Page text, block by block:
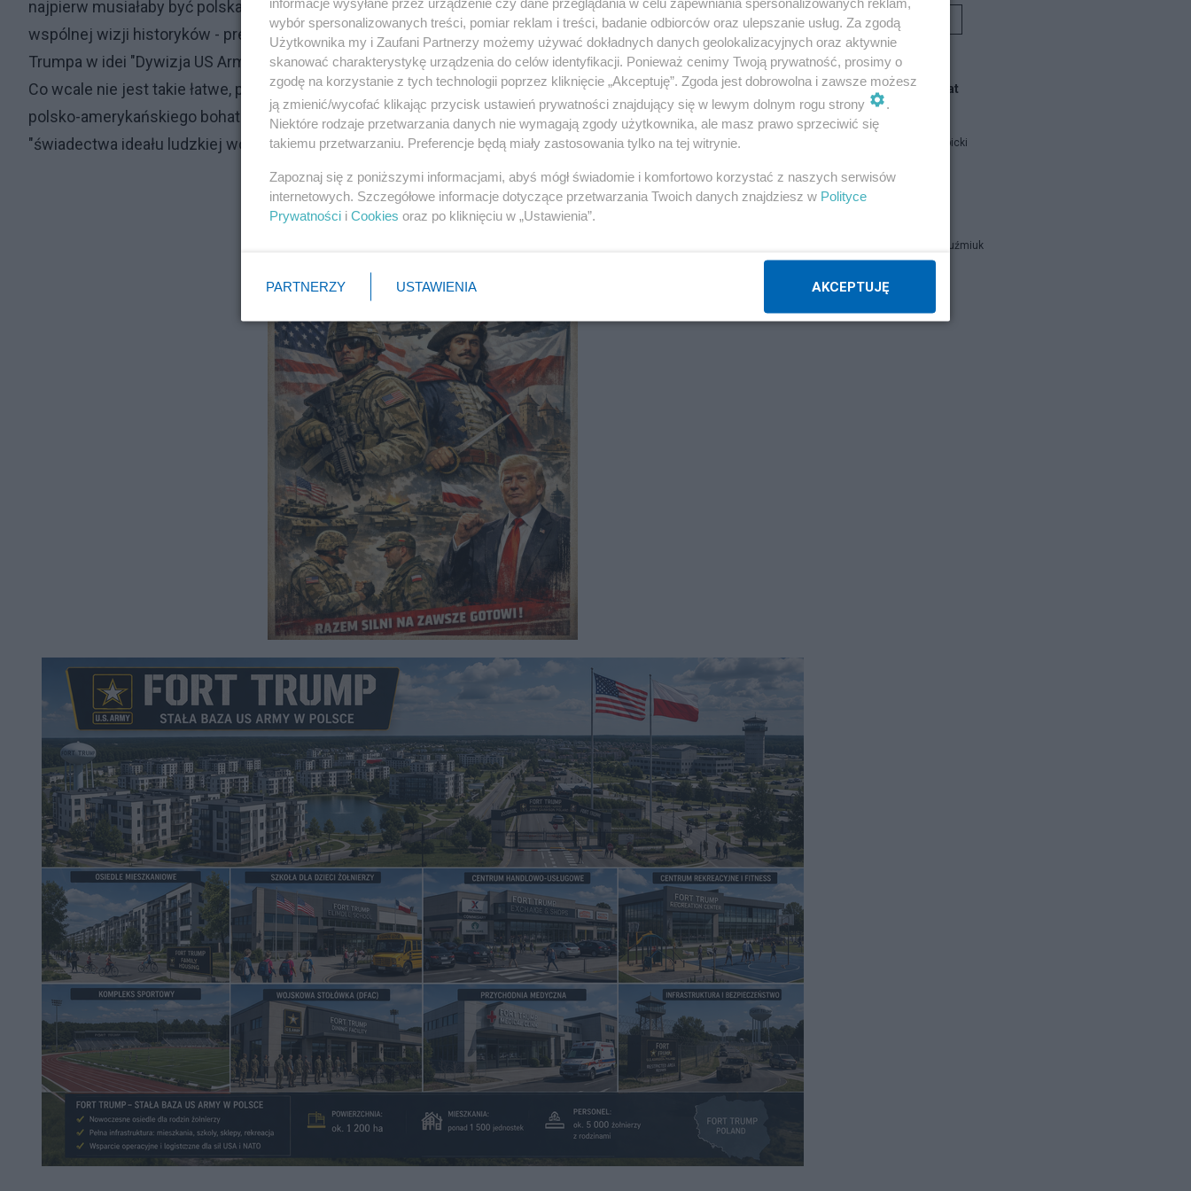
najpierw musiałaby być polska wizja idei. I być może prezydent USADonald Trumpby to uczynił? A tak bez
wspólnej wizji historyków - premiera i prezydenta - nie ma rzeczywistej polskiej wizji na miarę prezydenta
Trumpa w idei "Dywizja US Army im. Generała Kazimierza Pułaskiego" w scenariuszu stałego pobytu w Polsce.
Co wcale nie jest takie łatwe, ponieważ dla każdego prezydenta USAKazimierz Pułaskito narodowa historia
polsko-amerykańskiego bohatera, "ojca amerykańskiej kawalerii", a dla prezydenta Trumpa szczególna postać
"świadectwa ideału ludzkiej wolności".
Rafał Woś
Blogi na ten temat
Jan Filip Libicki
Zbigniew Kuźmiuk
wybór spersonalizowanych treści, pomiar reklam i treści, badanie odbiorców oraz ulepszanie usług. Za zgodą
Użytkownika my i Zaufani Partnerzy możemy używać dokładnych danych geolokalizacyjnych oraz aktywnie
skanować charakterystykę urządzenia do celów identyfikacji. Ponieważ cenimy Twoją prywatność, prosimy o
zgodę na korzystanie z tych technologii poprzez kliknięcie „Akceptuję”. Zgoda jest dobrowolna i zawsze możesz
ją zmienić/wycofać klikając przycisk ustawień prywatności znajdujący się w lewym dolnym rogu strony
.
Niektóre rodzaje przetwarzania danych nie wymagają zgody użytkownika, ale masz prawo sprzeciwić się
takiemu przetwarzaniu. Preferencje będą miały zastosowania tylko na tej witrynie.
Zapoznaj się z poniższymi informacjami, abyś mógł świadomie i komfortowo korzystać z naszych serwisów
internetowych. Szczegółowe informacje dotyczące przetwarzania Twoich danych znajdziesz w Polityce
Prywatności i Cookies oraz po kliknięciu w „Ustawienia”.
PARTNERZY USTAWIENIA AKCEPTUJĘ